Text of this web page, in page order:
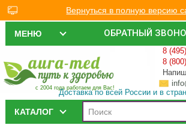
ОБРАТНЫЙ
МЕНЮ
с 2004 года работаем для Вас!
8
8
Доставка по всей России и в
КАТАЛОГ
Вернуться в полную версию